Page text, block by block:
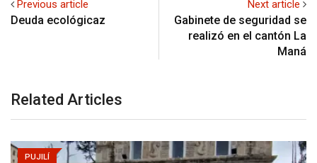
Previous article
Deuda ecológicaz
Next article
Gabinete de seguridad se
realizó en el cantón La
Maná
Related Articles
PUJILÍ